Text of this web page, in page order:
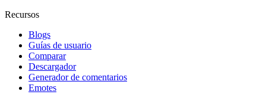
Recursos
Blogs
Guías de usuario
Comparar
Descargador
Generador de comentarios
Emotes